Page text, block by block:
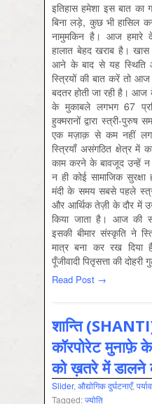
इतिहास हमेशा इस बात का
बिना लड़े, कुछ भी हासिल
नामुमकिन है। आज हमारे
हालात बेहद खराब है। खास
आने के बाद से यह स्थिति
स्त्रियों की बात करें तो
बदतर होती जा रही है। आज
के मुकाबले लगभग 67
हुक्मरानों द्वारा स्त्री-पुरुष
एक मज़ाक़ से कम नहीं
स्त्रियाँ असंगठित क्षेत्र में
काम करने के बावजूद उन्हें न
न ही कोई सामाजिक
मंदी के समय सबसे पहले
और आर्थिक तेज़ी के दौर में
किया जाता है। आज की
इसकी बीमार संस्कृति ने
मात्र बना कर रख दिया
पूँजीवादी पितृसत्ता की दोहरी
Read Post →
शान्ति
कॉरपोरेट मुनाफ़े
को ख़तरे में डालने
Slider, औद्योगिक दुर्घटनाएँ,
Tagged:ज्योति